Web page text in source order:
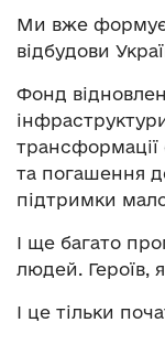
Ми вже
відбудови
Фонд
трансформації
та погашення
підтримки
І ще багато
людей. Героїв,
І це тільки